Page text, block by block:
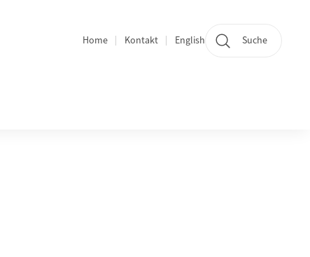
Bereichsnavigation
Home Kontakt English Suche